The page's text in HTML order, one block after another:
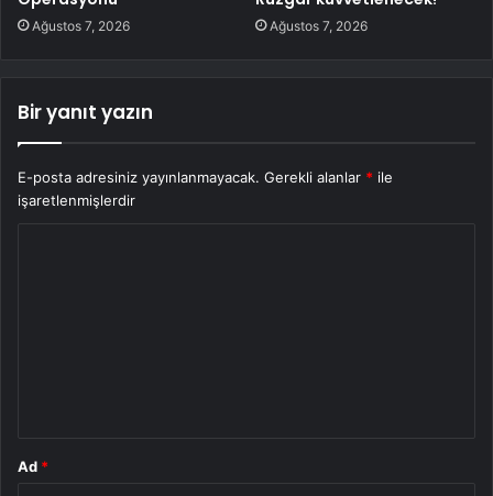
Ağustos 7, 2026 Ağustos 7, 2026
Bir yanıt yazın
E-posta adresiniz yayınlanmayacak. Gerekli alanlar * ile
işaretlenmişlerdir
Ad *